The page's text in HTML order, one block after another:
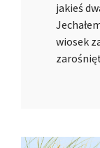
jakieś
wiosek